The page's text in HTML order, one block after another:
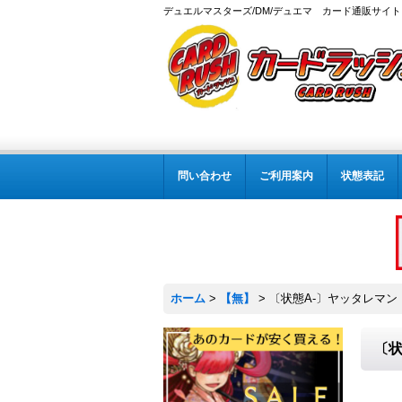
デュエルマスターズ/DM/デュエマ カード通販サイト
問い合わせ ご利用案内 状態表記
ホーム > 【無】 > 〔状態A-〕ヤッタレマ
〔